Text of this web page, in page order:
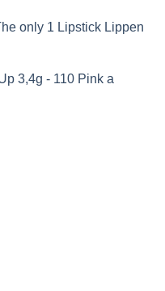
only 1 Lipstick Lippen
3,4g - 110 Pink a